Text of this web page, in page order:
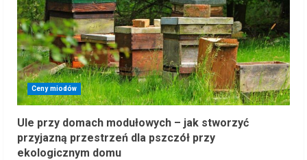
Ceny miodów
Ule przy domach modułowych – jak stworzyć
przyjazną przestrzeń dla pszczół przy
ekologicznym domu